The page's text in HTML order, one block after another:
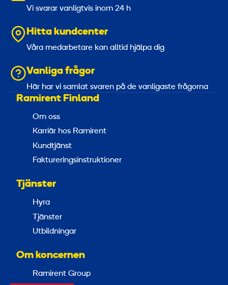
Vi svarar vanligtvis inom 24 h
Hitta kundcenter
Våra medarbetare kan alltid hjälpa dig
Vanliga frågor
Här har vi samlat svaren på de vanligaste frågorna
Ramirent Finland
Om oss
Karriär hos Ramirent
Kundtjänst
Faktureringsinstruktioner
Tjänster
Hyra
Tjänster
Utbildningar
Om koncernen
Ramirent Group